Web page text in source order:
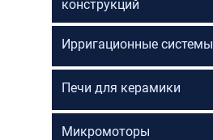
конструкций
Ирригационные системы
Печи для керамики
Микромоторы